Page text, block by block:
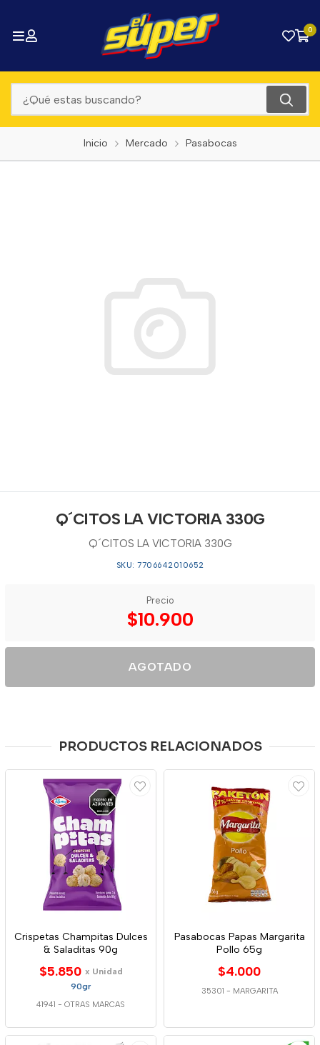
0
Inicio Mercado Pasabocas
Q´CITOS LA VICTORIA 330G
Q´CITOS LA VICTORIA 330G
SKU: 7706642010652
Precio
$10.900
AGOTADO
PRODUCTOS RELACIONADOS
Crispetas Champitas Dulces
& Saladitas 90g
$5.850 x Unidad
90gr
41941 - OTRAS MARCAS
Pasabocas Papas Margarita
Pollo 65g
$4.000
35301 - MARGARITA